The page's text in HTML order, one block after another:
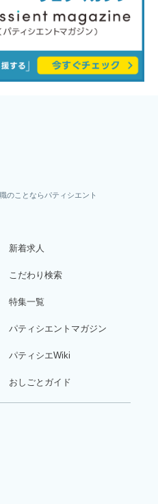
のことならパティシエント
新着求人
こだわり検索
特集一覧
パティシエントマガジン
パティシエWiki
おしごとガイド